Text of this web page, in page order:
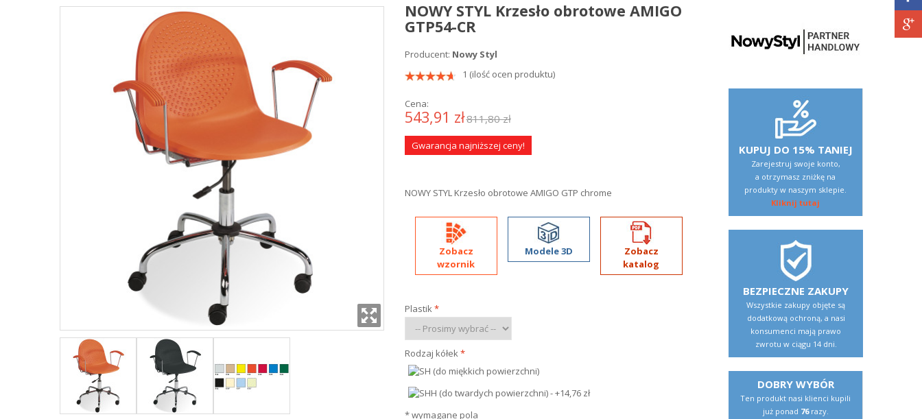
NOWY STYL Krzesło obrotowe AMIGO
GTP54-CR
Producent: Nowy Styl
1 (ilość ocen produktu)
Cena:
543,91 zł811,80 zł
Gwarancja najniższej ceny!
NOWY STYL Krzesło obrotowe AMIGO GTP chrome
Zobacz
wzornik
Modele 3D
Zobacz
katalog
Plastik*
Rodzaj kółek*
* wymagane pola
KUPUJ DO 15% TANIEJ
Zarejestruj swoje konto,
a otrzymasz zniżkę na
produkty w naszym sklepie.
Kliknij tutaj
BEZPIECZNE ZAKUPY
Wszystkie zakupy objęte są
dodatkową ochroną, a nasi
konsumenci mają prawo
zwrotu w ciągu 14 dni.
DOBRY WYBÓR
Ten produkt nasi klienci kupili
już ponad 76razy.